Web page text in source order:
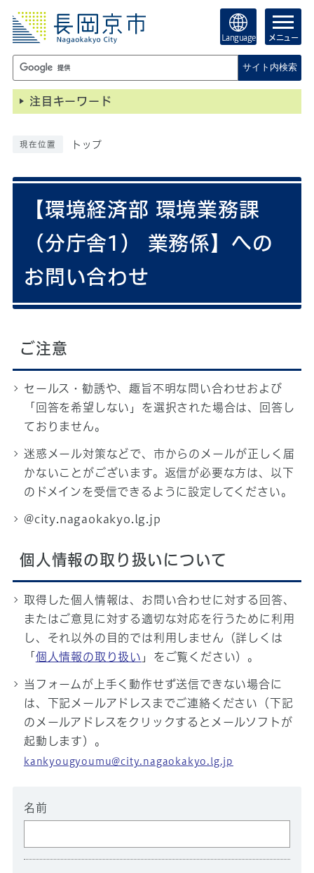
Language メニュー
サイト内検索
注目キーワード
現在位置 トップ
【環境経済部 環境業務課
（分庁舎1） 業務係】への
お問い合わせ
ご注意
セールス・勧誘や、趣旨不明な問い合わせおよび
「回答を希望しない」を選択された場合は、回答し
ておりません。
迷惑メール対策などで、市からのメールが正しく届
かないことがございます。返信が必要な方は、以下
のドメインを受信できるように設定してください。
@city.nagaokakyo.lg.jp
個人情報の取り扱いについて
取得した個人情報は、お問い合わせに対する回答、
またはご意見に対する適切な対応を行うために利用
し、それ以外の目的では利用しません（詳しくは
「 個人情報の取り扱い 」をご覧ください）。
当フォームが上手く動作せず送信できない場合に
は、下記メールアドレスまでご連絡ください（下記
のメールアドレスをクリックするとメールソフトが
起動します）。
kankyougyoumu@city.nagaokakyo.lg.jp
名前